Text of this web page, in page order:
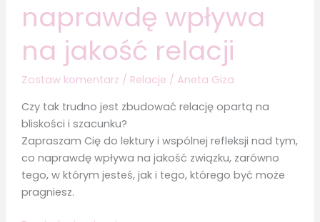
naprawdę wpływa
na jakość relacji
Zostaw komentarz / Relacje / Aneta Giza
Czy tak trudno jest zbudować relację opartą na
bliskości i szacunku?
Zapraszam Cię do lektury i wspólnej refleksji nad tym,
co naprawdę wpływa na jakość związku, zarówno
tego, w którym jesteś, jak i tego, którego być może
pragniesz.